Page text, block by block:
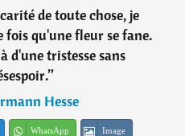
de toute chose, je
fois qu'une fleur se fane.
d'une tristesse sans
”
Hesse
WhatsApp Image